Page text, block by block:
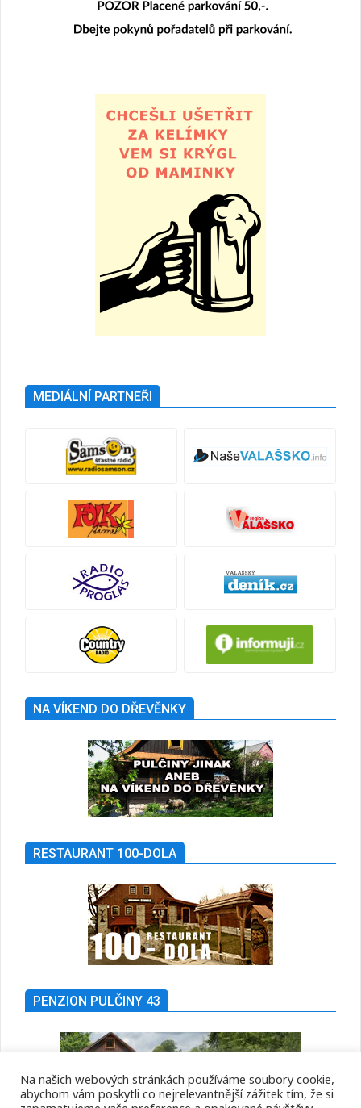
MEDIÁLNÍ PARTNEŘI
NA VÍKEND DO DŘEVĚNKY
RESTAURANT 100-DOLA
PENZION PULČINY 43
Na našich webových stránkách používáme soubory cookie,
abychom vám poskytli co nejrelevantnější zážitek tím, že si